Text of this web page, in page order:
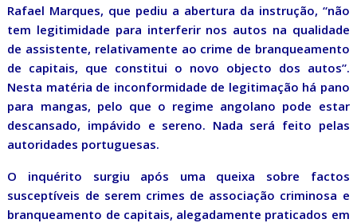
Rafael Marques, que pediu a abertura da instrução, “não
tem legitimidade para interferir nos autos na qualidade
de assistente, relativamente ao crime de branqueamento
de capitais, que constitui o novo objecto dos autos”.
Nesta matéria de inconformidade de legitimação há pano
para mangas, pelo que o regime angolano pode estar
descansado, impávido e sereno. Nada será feito pelas
autoridades portuguesas.
O inquérito surgiu após uma queixa sobre factos
susceptíveis de serem crimes de associação criminosa e
branqueamento de capitais, alegadamente praticados em